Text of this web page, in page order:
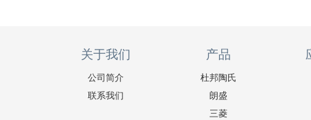
关于我们
公司简介
联系我们
产品
杜邦陶氏
朗盛
三菱